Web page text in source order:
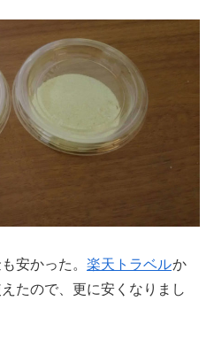
安かった。 楽天トラベルか
たので、更に安くなりまし